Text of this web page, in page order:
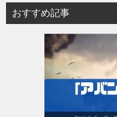
おすすめ記事